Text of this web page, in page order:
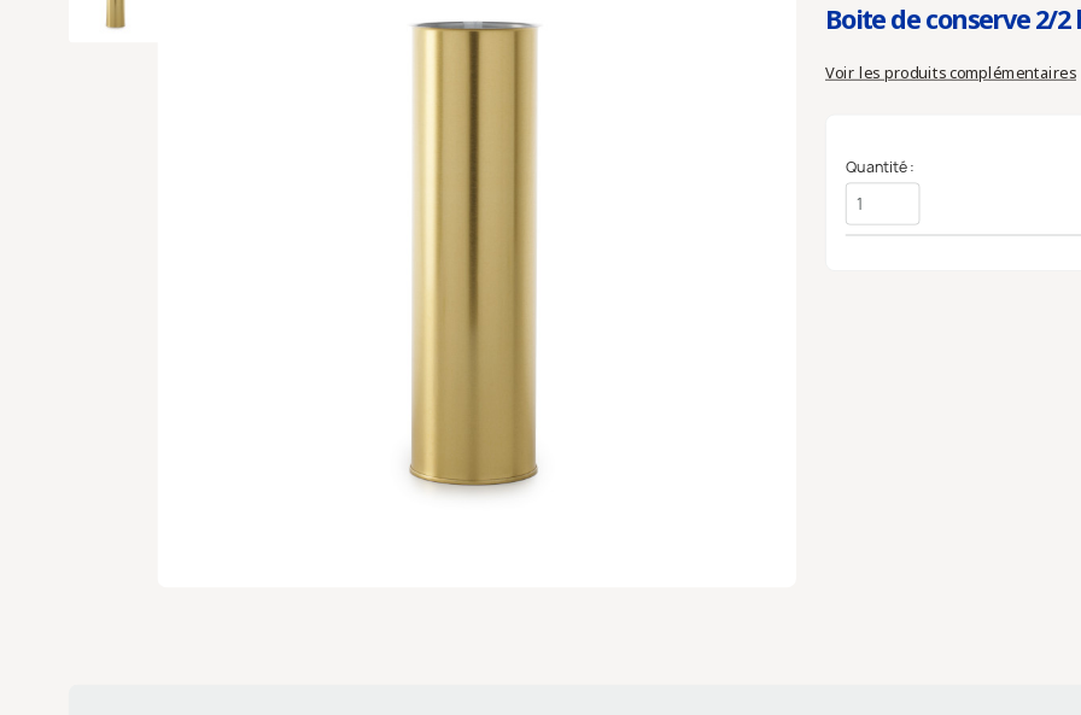
Boite de conserve 2/2
Voir les produits complémentaires
Quantité :
adresse email dans le but de vous envoyer notre lettre